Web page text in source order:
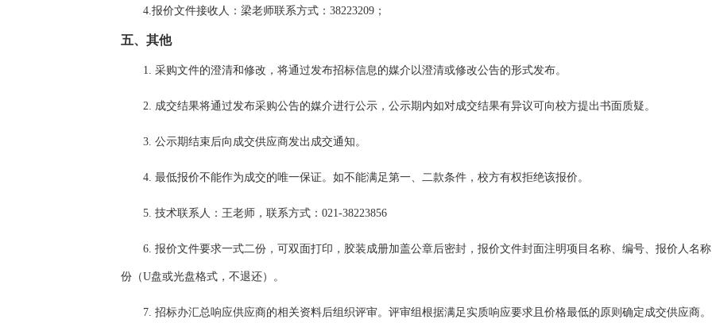
4.报价文件接收人： 梁老师联系方式： 38223209；
五、其他
1. 采购文件的澄清和修改，将通过发布招标信息的媒介以澄清或修改公告的形式发布。
2. 成交结果将通过发布采购公告的媒介进行公示，公示期内如对成交结果有异议可向校方提出书面质疑。
3. 公示期结束后向成交供应商发出成交通知。
4. 最低报价不能作为成交的唯一保证。如不能满足第一、二款条件，校方有权拒绝该报价。
5. 技术联系人： 王老师， 联系方式： 021-38223856
6. 报价文件要求一式二份，可双面打印， 胶装成册加盖公章后密封，报价文件封面注明项目名称、编号、报价人名
份（U盘或光盘格式，不退还）。
7. 招标办汇总响应供应商的相关资料后组织评审。评审组根据满足实质响应要求且价格最低的原则确定成交供应商。